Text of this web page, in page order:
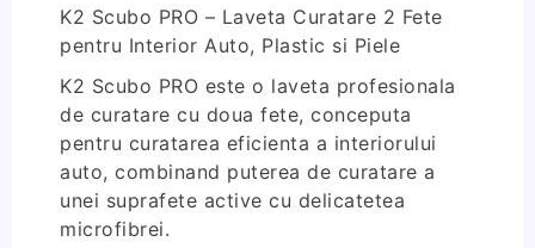
Auto,
Plastic
Piele
K2 Scubo PRO – Laveta Curatare 2 Fete
pentru Interior Auto, Plastic si Piele
K2 Scubo PRO este o laveta profesionala
de curatare cu doua fete, conceputa
pentru curatarea eficienta a interiorului
auto, combinand puterea de curatare a
unei suprafete active cu delicatetea
microfibrei.